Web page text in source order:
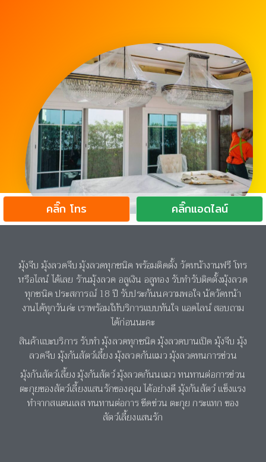
คลิ๊ก โทร คลิ๊กแอดไลน์
มุ้งจีบ มุ้งลวดจีบ มุ้งลวดทุกชนิด พร้อมติดตั้ง วัดหน้างานฟรี โทร
หรือไลน์ ได้เลย ร้านมุ้งลวด อลูเงิน อลูทอง รับทำรับติดตั้งมุ้งลวด
ทุกชนิด ประสการณ์ 18 ปี รับประกันนความพอใจ นัดวัดหน้า
งานได้ทุกวันค่ะ เราพร้อมให้บริการแบบทันใจ แอดไลน์ สอบถาม
ได้ก่อนนะคะ
สินค้าแบะบริการรับทำ มุ้งลวดทุกชนิด มุ้งลวดบานเปิด มุ้งจีบ มุ้ง
ลวดจีบ มุ้งกันสัตว์เลี้ยง มุ้งลวดกันแมว มุ้งลวดทนการข่วน
มุ้งกันสัตว์เลี้ยง มุ้งกันสัตว์ มุ้งลวดกันนแมว ทนทานต่อการข่วน
ตะกุยของสัตว์เลี้ยงแสนรักของคุณ ได้อย่างดี มุ้งกันสัตว์ แข็งแรง
ทำจากสแตนเลส ทนทานต่อการ ขีดข่วน ตะกุย กระแทก ของ
สัตว์เลี้ยงแสนรัก